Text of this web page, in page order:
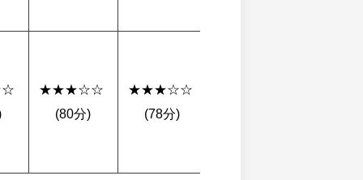
★★★☆☆
(80分)
★★★☆☆
(78分)